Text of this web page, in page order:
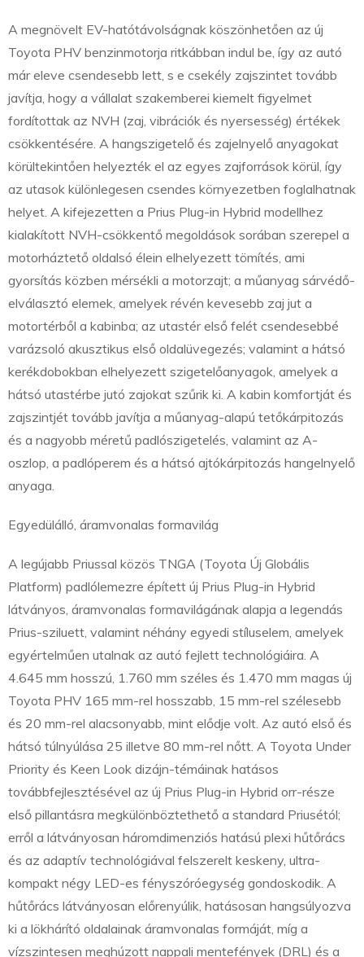
A megnövelt EV-hatótávolságnak köszönhetően az új
Toyota PHV benzinmotorja ritkábban indul be, így az autó
már eleve csendesebb lett, s e csekély zajszintet tovább
javítja, hogy a vállalat szakemberei kiemelt figyelmet
fordítottak az NVH (zaj, vibrációk és nyersesség) értékek
csökkentésére. A hangszigetelő és zajelnyelő anyagokat
körültekintően helyezték el az egyes zajforrások körül, így
az utasok különlegesen csendes környezetben foglalhatnak
helyet. A kifejezetten a Prius Plug-in Hybrid modellhez
kialakított NVH-csökkentő megoldások sorában szerepel a
motorháztető oldalsó élein elhelyezett tömítés, ami
gyorsítás közben mérsékli a motorzajt; a műanyag sárvédő-
elválasztó elemek, amelyek révén kevesebb zaj jut a
motortérből a kabinba; az utastér első felét csendesebbé
varázsoló akusztikus első oldalüvegezés; valamint a hátsó
kerékdobokban elhelyezett szigetelőanyagok, amelyek a
hátsó utastérbe jutó zajokat szűrik ki. A kabin komfortját és
zajszintjét tovább javítja a műanyag-alapú tetőkárpitozás
és a nagyobb méretű padlószigetelés, valamint az A-
oszlop, a padlóperem és a hátsó ajtókárpitozás hangelnyelő
anyaga.
Egyedülálló, áramvonalas formavilág
A legújabb Priussal közös TNGA (Toyota Új Globális
Platform) padlólemezre épített új Prius Plug-in Hybrid
látványos, áramvonalas formavilágának alapja a legendás
Prius-sziluett, valamint néhány egyedi stíluselem, amelyek
egyértelműen utalnak az autó fejlett technológiáira. A
4.645 mm hosszú, 1.760 mm széles és 1.470 mm magas új
Toyota PHV 165 mm-rel hosszabb, 15 mm-rel szélesebb
és 20 mm-rel alacsonyabb, mint elődje volt. Az autó első és
hátsó túlnyúlása 25 illetve 80 mm-rel nőtt. A Toyota Under
Priority és Keen Look dizájn-témáinak hatásos
továbbfejlesztésével az új Prius Plug-in Hybrid orr-része
első pillantásra megkülönböztethető a standard Priusétól;
erről a látványosan háromdimenziós hatású plexi hűtőrács
és az adaptív technológiával felszerelt keskeny, ultra-
kompakt négy LED-es fényszóróegység gondoskodik. A
hűtőrács látványosan előrenyúlik, hatásosan hangsúlyozva
ki a lökhárító oldalainak áramvonalas formáját, míg a
vízszintesen meghúzott nappali mentefények (DRL) és a